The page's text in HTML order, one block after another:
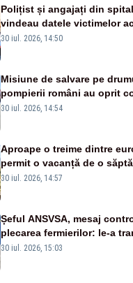
Polițist și angajați din
vindeau datele victimelor
rutiere: percheziții în
30 iul. 2026, 14:50
Misiune de salvare pe
pompierii români au oprit
a ajuta victimele unui
30 iul. 2026, 14:54
Aproape o treime dintre
permit o vacanță de o
România, pe primul loc în UE
30 iul. 2026, 14:57
Șeful ANSVSA, mesaj
plecarea fermierilor: le-a
fost dezinformați și că nu-și
30 iul. 2026, 15:03